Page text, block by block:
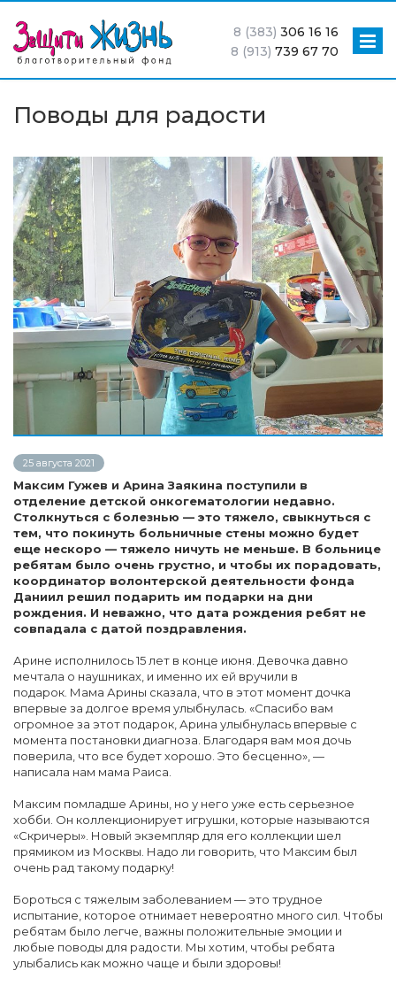
8 (383) 306 16 16
8 (913) 739 67 70
Поводы для радости
25 августа 2021
Максим Гужев и Арина Заякина поступили в
отделение детской онкогематологии недавно.
Столкнуться с болезнью — это тяжело, свыкнуться с
тем, что покинуть больничные стены можно будет
еще нескоро — тяжело ничуть не меньше. В больнице
ребятам было очень грустно, и чтобы их порадовать,
координатор волонтерской деятельности фонда
Даниил решил подарить им подарки на дни
рождения. И неважно, что дата рождения ребят не
совпадала с датой поздравления.
Арине исполнилось 15 лет в конце июня. Девочка давно
мечтала о наушниках, и именно их ей вручили в
подарок. Мама Арины сказала, что в этот момент дочка
впервые за долгое время улыбнулась. «Спасибо вам
огромное за этот подарок, Арина улыбнулась впервые с
момента постановки диагноза. Благодаря вам моя дочь
поверила, что все будет хорошо. Это бесценно», —
написала нам мама Раиса.
Максим помладше Арины, но у него уже есть серьезное
хобби. Он коллекционирует игрушки, которые называются
«Скричеры». Новый экземпляр для его коллекции шел
прямиком из Москвы. Надо ли говорить, что Максим был
очень рад такому подарку!
Бороться с тяжелым заболеванием — это трудное
испытание, которое отнимает невероятно много сил. Чтобы
ребятам было легче, важны положительные эмоции и
любые поводы для радости. Мы хотим, чтобы ребята
улыбались как можно чаще и были здоровы!